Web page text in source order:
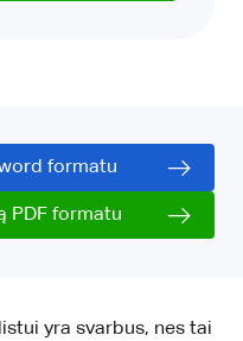
formatu
PDF formatu
yra svarbus, nes tai